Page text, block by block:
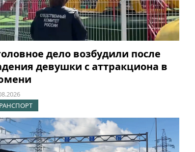
дело возбудили после
девушки с аттракциона в